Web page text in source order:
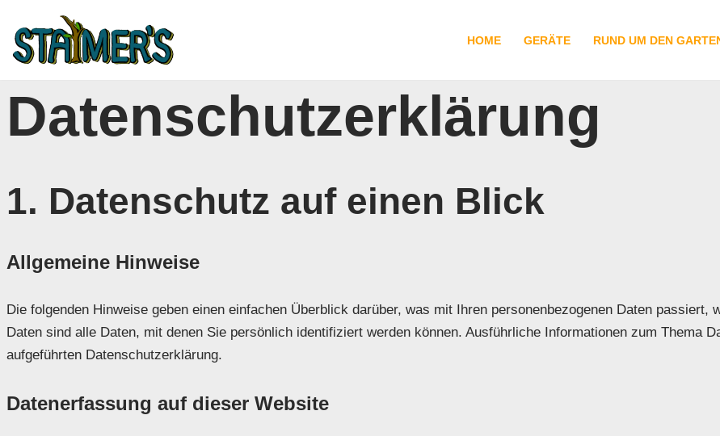
Zum
Inhalt
HOME GERÄTE RUND UM DEN
Datenschutz­erklärung
1. Datenschutz auf einen Blick
Allgemeine Hinweise
Die folgenden Hinweise geben einen einfachen Überblick darüber, was mit Ihren personenbezogenen Daten passiert,
Daten sind alle Daten, mit denen Sie persönlich identifiziert werden können. Ausführliche Informationen zum Thema
aufgeführten Datenschutzerklärung.
Datenerfassung auf dieser Website